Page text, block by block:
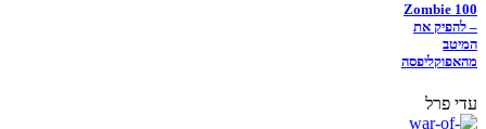
Zombie 100
– להפיק את
המיטב
מהאפוקליפסה
עדי פרל